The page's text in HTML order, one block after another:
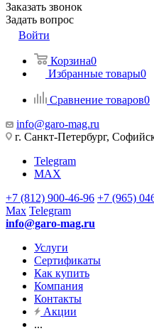
Заказать звонок
Задать вопрос
Войти
Корзина0
Избранные товары0
Сравнение товаров0
info@garo-mag.ru
г. Санкт-Петербург,
Telegram
MAX
+7 (812) 900-46-96 +7 (965)
Max Telegram
info@garo-mag.ru
Услуги
Сертификаты
Как купить
Компания
Контакты
Акции
...